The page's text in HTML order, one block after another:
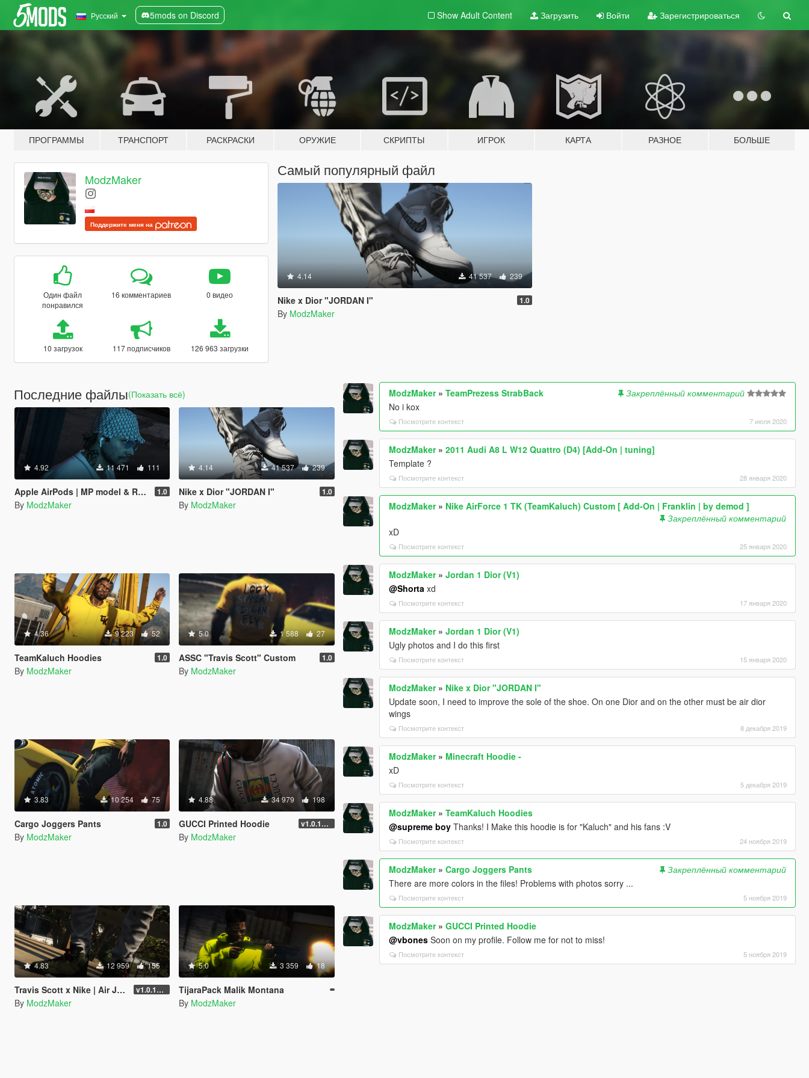
Русский 5mods on Discord Show Adult Content Загрузить Войти Зарегистрироваться
ПРОГРАММЫ ТРАНСПОРТ РАСКРАСКИ ОРУЖИЕ СКРИПТЫ ИГРОК КАРТА РАЗНОЕ БОЛЬШЕ
ModzMaker
Поддержите меня на
Один файл
понравился
16 комментариев 0 видео
10 загрузок 117 подписчиков 126 963 загрузки
Самый популярный файл
4.14 41 537 239
Nike x Dior "JORDAN I" 1.0
By ModzMaker
Последние файлы(Показать всё)
4.92 11 471 111
Apple AirPods | MP model & Ready FIVEM 1.0
By ModzMaker
4.14 41 537 239
Nike x Dior "JORDAN I" 1.0
By ModzMaker
4.36 9 223 52
TeamKaluch Hoodies 1.0
By ModzMaker
5.0 1 588 27
ASSC "Travis Scott" Custom 1.0
By ModzMaker
3.83 10 254 75
Cargo Joggers Pants 1.0
By ModzMaker
4.88 34 979 198
GUCCI Printed Hoodie v1.0.1737.6
By ModzMaker
4.83 12 959 155
Travis Scott x Nike | Air Jordan 6 v1.0.1737.6
By ModzMaker
5.0 3 359 18
TijaraPack Malik Montana
By ModzMaker
ModzMaker»TeamPrezess StrabBack
Закреплённый комментарий
No i kox
Посмотрите контекст 7 июля 2020
ModzMaker»2011 Audi A8 L W12 Quattro (D4) [Add-On | tuning]
Template ?
Посмотрите контекст 28 января 2020
ModzMaker» Nike AirForce 1 TK (TeamKaluch) Custom [ Add-On | Franklin | by demod ]
Закреплённый комментарий
xD
Посмотрите контекст 25 января 2020
ModzMaker»Jordan 1 Dior (V1)
@Shorta xd
Посмотрите контекст 17 января 2020
ModzMaker»Jordan 1 Dior (V1)
Ugly photos and I do this first
Посмотрите контекст 15 января 2020
ModzMaker» Nike x Dior "JORDAN I"
Update soon, I need to improve the sole of the shoe. On one Dior and on the other must be air dior
wings
Посмотрите контекст 8 декабря 2019
ModzMaker» Minecraft Hoodie -
xD
Посмотрите контекст 5 декабря 2019
ModzMaker»TeamKaluch Hoodies
@supreme boy Thanks! I Make this hoodie is for "Kaluch" and his fans :V
Посмотрите контекст 24 ноября 2019
ModzMaker»Cargo Joggers Pants
Закреплённый комментарий
There are more colors in the files! Problems with photos sorry ...
Посмотрите контекст 5 ноября 2019
ModzMaker»GUCCI Printed Hoodie
@vbones Soon on my profile. Follow me for not to miss!
Посмотрите контекст 5 ноября 2019